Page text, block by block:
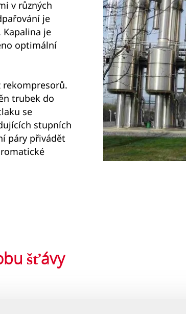
v různých
je
je
optimální
rekompresorů.
trubek do
se
stupních
páry přivádět
šťávy